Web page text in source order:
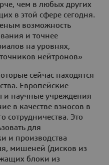
чем в любых других
в этой сфере сегодня.
возможность
и точнее
на уровнях,
нейтронов»
сейчас находятся
Европейские
и научные учреждения
в качестве взносов в
сотрудничества. Это
для
и производства
мишеней (дисков из
блоки из